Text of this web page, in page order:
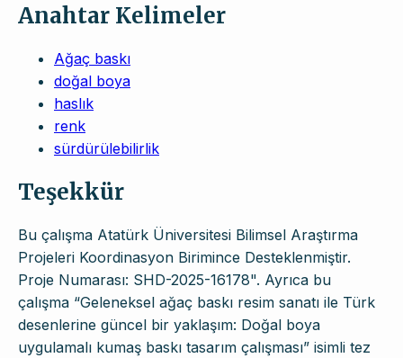
Anahtar Kelimeler
Ağaç baskı
doğal boya
haslık
renk
sürdürülebilirlik
Teşekkür
Bu çalışma Atatürk Üniversitesi Bilimsel Araştırma
Projeleri Koordinasyon Birimince Desteklenmiştir.
Proje Numarası: SHD-2025-16178". Ayrıca bu
çalışma “Geleneksel ağaç baskı resim sanatı ile Türk
desenlerine güncel bir yaklaşım: Doğal boya
uygulamalı kumaş baskı tasarım çalışması” isimli tez